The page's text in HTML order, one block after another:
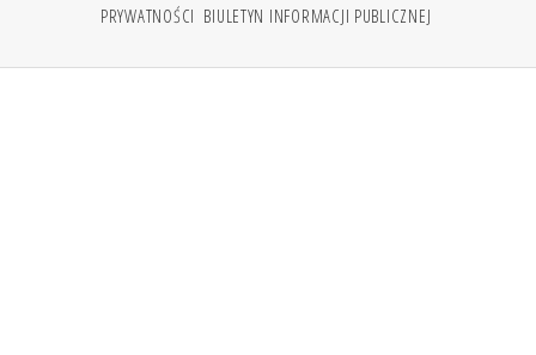
PRYWATNOŚCI BIULETYN INFORMACJI PUBLICZNEJ